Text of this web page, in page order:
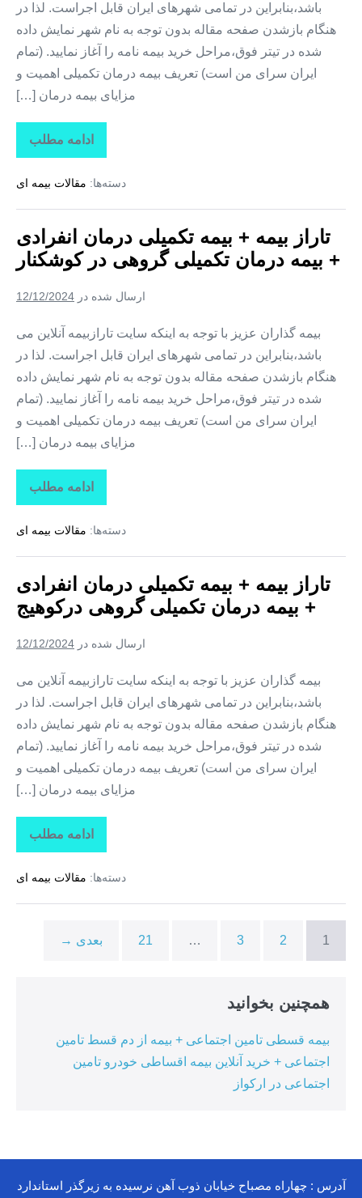
باشد،بنابراین در تمامی شهرهای ایران قابل اجراست. لذا در
هنگام بازشدن صفحه مقاله بدون توجه به نام شهر نمایش داده
شده در تیتر فوق،مراحل خرید بیمه نامه را آغاز نمایید. (تمام
ایران سرای من است) تعریف بیمه درمان تکمیلی اهمیت و
مزایای بیمه درمان […]
ادامه مطلب
تاراز
بیمه
بیمه
درمان
+
بیمه
درمان
تکمیلی
در
دسته‌ها: مقالات بیمه ای
تاراز بیمه + بیمه تکمیلی درمان انفرادی
+ بیمه درمان تکمیلی گروهی در کوشکنار
ارسال شده در 12/12/2024
بیمه گذاران عزیز با توجه به اینکه سایت تارازبیمه آنلاین می
باشد،بنابراین در تمامی شهرهای ایران قابل اجراست. لذا در
هنگام بازشدن صفحه مقاله بدون توجه به نام شهر نمایش داده
شده در تیتر فوق،مراحل خرید بیمه نامه را آغاز نمایید. (تمام
ایران سرای من است) تعریف بیمه درمان تکمیلی اهمیت و
مزایای بیمه درمان […]
ادامه مطلب
تاراز
بیمه
بیمه
درمان
+
بیمه
درمان
تکمیلی
در
دسته‌ها: مقالات بیمه ای
تاراز بیمه + بیمه تکمیلی درمان انفرادی
+ بیمه درمان تکمیلی گروهی درکوهیج
ارسال شده در 12/12/2024
بیمه گذاران عزیز با توجه به اینکه سایت تارازبیمه آنلاین می
باشد،بنابراین در تمامی شهرهای ایران قابل اجراست. لذا در
هنگام بازشدن صفحه مقاله بدون توجه به نام شهر نمایش داده
شده در تیتر فوق،مراحل خرید بیمه نامه را آغاز نمایید. (تمام
ایران سرای من است) تعریف بیمه درمان تکمیلی اهمیت و
مزایای بیمه درمان […]
ادامه مطلب
تاراز
بیمه
بیمه
درمان
بیمه
دسته‌ها: مقالات بیمه ای
1
2
3
…
21 بعدی →
همچنین بخوانید
بیمه قسطی تامین اجتماعی + بیمه از دم قسط تامین
اجتماعی + خرید آنلاین بیمه اقساطی خودرو تامین
اجتماعی در ارکواز
آدرس : چهاراه مصباح خیابان ذوب آهن نرسیده به زیرگذر استاندارد